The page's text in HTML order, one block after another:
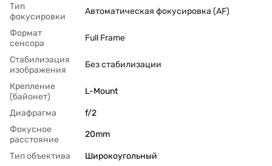
Тип
фокусировки
Автоматическая фокусировка (AF)
Формат
сенсора
Full Frame
Стабилизация
изображения
Без стабилизации
Крепление
(байонет)
L-Mount
Диафрагма
f/2
Фокусное
расстояние
20mm
Тип объектива
Широкоугольный